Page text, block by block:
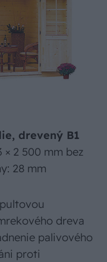
drevený B1
× 2 500 mm bez
28 mm
dreva
palivového
proti